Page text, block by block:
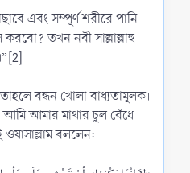
এবং সম্পূর্ণ শরীরে পানি
করবো? তখন নবী সাল্লাল্লাহু
বন্ধন খোলা বাধ্যতামূলক।
আমি আমার মাথার চুল বেঁধে
বললেন: